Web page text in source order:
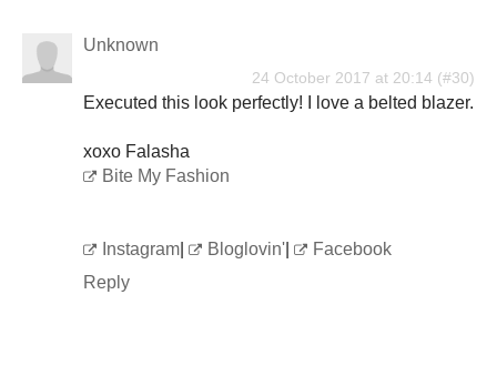
Unknown
24 October 2017 at 20:14
Executed this look perfectly! I love a belted blazer.
xoxo Falasha
Bite My Fashion
Instagram Bloglovin'
Facebook
Reply